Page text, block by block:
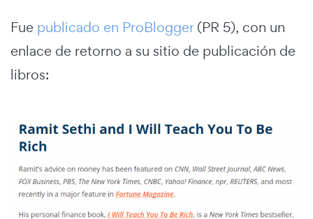
Fue publicado en ProBlogger(PR 5), con un
enlace de retorno a su sitio de publicación de
libros: